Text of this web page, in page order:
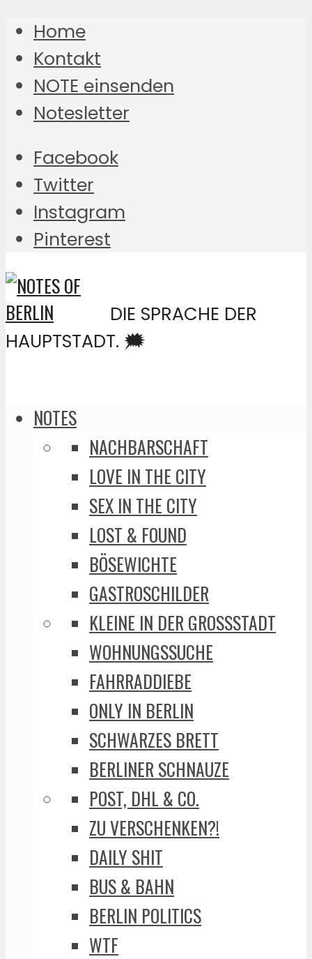
Home
Kontakt
NOTE einsenden
Notesletter
Facebook
Twitter
Instagram
Pinterest
DIE SPRACHE DER
HAUPTSTADT. 🗯️
NOTES
NACHBARSCHAFT
LOVE IN THE CITY
SEX IN THE CITY
LOST & FOUND
BÖSEWICHTE
GASTROSCHILDER
KLEINE IN DER GROSSSTADT
WOHNUNGSSUCHE
FAHRRADDIEBE
ONLY IN BERLIN
SCHWARZES BRETT
BERLINER SCHNAUZE
POST, DHL & CO.
ZU VERSCHENKEN?!
DAILY SHIT
BUS & BAHN
BERLIN POLITICS
WTF